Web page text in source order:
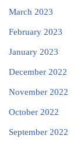
March 2023
February 2023
January 2023
December 2022
November 2022
October 2022
September 2022